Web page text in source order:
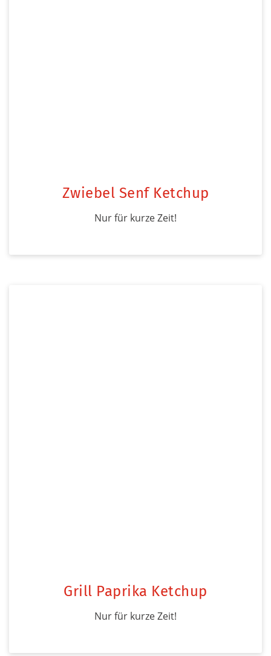
Zwiebel Senf Ketchup
Nur für kurze Zeit!
Grill Paprika Ketchup
Nur für kurze Zeit!